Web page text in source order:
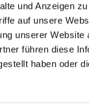
und Anzeigen
auf unsere
unserer
führen diese
haben oder